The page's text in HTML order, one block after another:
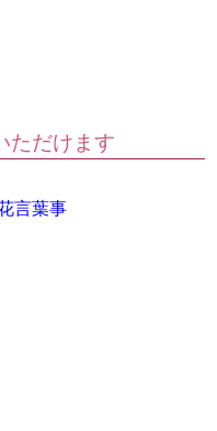
ただけます
言葉事